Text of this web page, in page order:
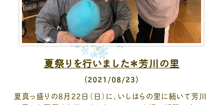
夏祭りを行いました＊芳川の里
（2021/08/23）
夏真っ盛りの8月22日（日）に、いしはらの里に続いて芳川